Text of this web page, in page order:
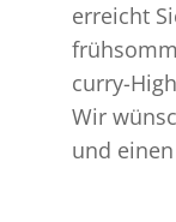
erreicht
curry-
Wir
und